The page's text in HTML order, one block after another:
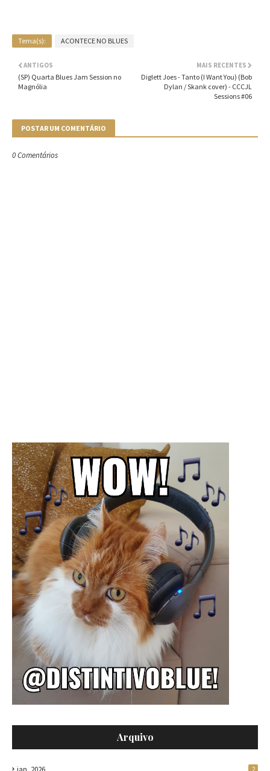
Tema(s): ACONTECE NO BLUES
MAIS RECENTES
Diglett Joes - Tanto (I Want You) (Bob
Dylan / Skank cover) - CCCJL
Sessions #06
ANTIGOS
(SP) Quarta Blues Jam Session no
Magnólia
POSTAR UM COMENTÁRIO
0 Comentários
Arquivo